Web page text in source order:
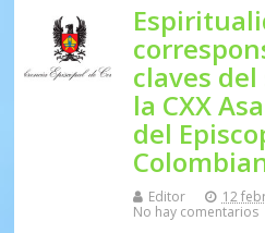
claves
la CXX
del
Editor 12
No hay comentarios